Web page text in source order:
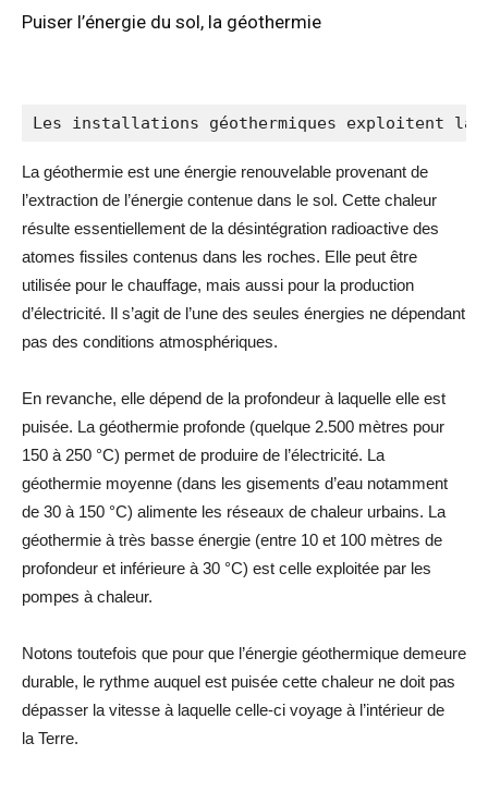
Puiser l’énergie du sol, la géothermie
Les installations géothermiques exploitent
La géothermie est une énergie renouvelable provenant de
l’extraction de l’énergie contenue dans le sol. Cette chaleur
résulte essentiellement de la désintégration radioactive des
atomes fissiles contenus dans les roches. Elle peut être
utilisée pour le chauffage, mais aussi pour la production
d’électricité. Il s’agit de l’une des seules énergies ne dépendant
pas des conditions atmosphériques.
En revanche, elle dépend de la profondeur à laquelle elle est
puisée. La géothermie profonde (quelque 2.500 mètres pour
150 à 250 °C) permet de produire de l’électricité. La
géothermie moyenne (dans les gisements d’eau notamment
de 30 à 150 °C) alimente les réseaux de chaleur urbains. La
géothermie à très basse énergie (entre 10 et 100 mètres de
profondeur et inférieure à 30 °C) est celle exploitée par les
pompes à chaleur.
Notons toutefois que pour que l’énergie géothermique demeure
durable, le rythme auquel est puisée cette chaleur ne doit pas
dépasser la vitesse à laquelle celle-ci voyage à l’intérieur de
la Terre.